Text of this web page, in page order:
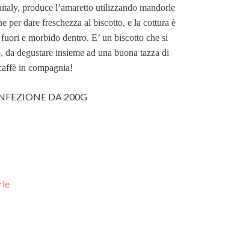
produce l’amaretto utilizzando mandorle
dare freschezza al biscotto, e la cottura è
e morbido dentro. E’ un biscotto che si
da degustare insieme ad una buona tazza di
in compagnia!
DA 200G